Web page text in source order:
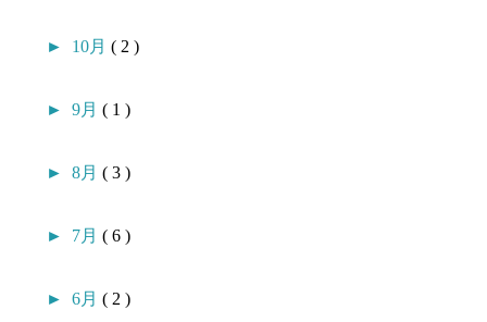
► 10月( 2 )
►9月( 1 )
►8月( 3 )
► 7月( 6 )
►6月( 2 )